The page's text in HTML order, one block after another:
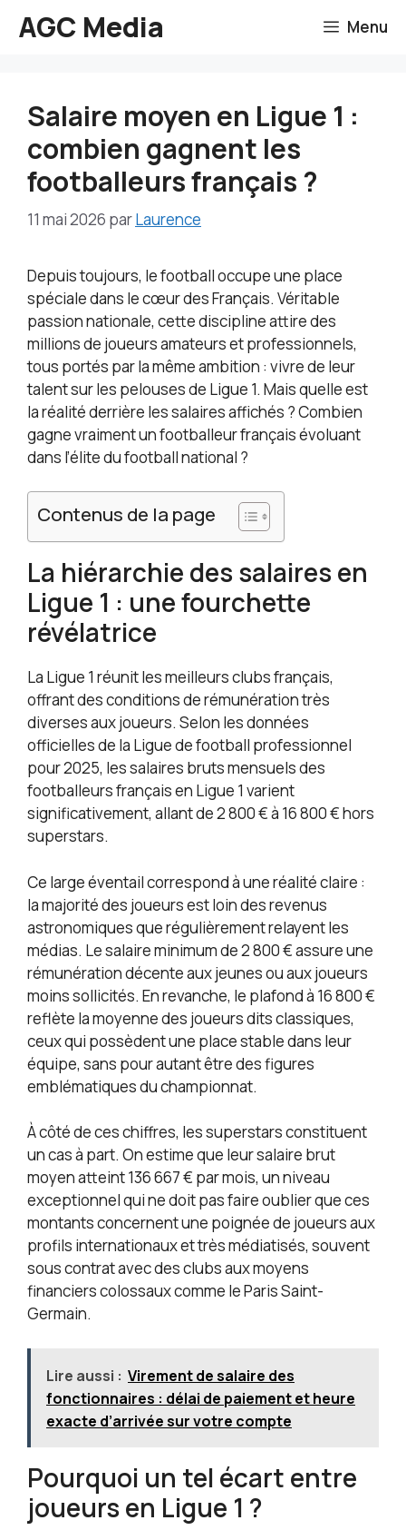
AGC Media Menu
Salaire moyen en Ligue 1 :
combien gagnent les
footballeurs français ?
11 mai 2026 parLaurence
Depuis toujours, le football occupe une place
spéciale dans le cœur des Français. Véritable
passion nationale, cette discipline attire des
millions de joueurs amateurs et professionnels,
tous portés par la même ambition : vivre de leur
talent sur les pelouses de Ligue 1. Mais quelle est
la réalité derrière les salaires affichés ? Combien
gagne vraiment un footballeur français évoluant
dans l’élite du football national ?
Contenus de la page
La hiérarchie des salaires en
Ligue 1 : une fourchette
révélatrice
La Ligue 1 réunit les meilleurs clubs français,
offrant des conditions de rémunération très
diverses aux joueurs. Selon les données
officielles de la Ligue de football professionnel
pour 2025, les salaires bruts mensuels des
footballeurs français en Ligue 1 varient
significativement, allant de 2 800 € à 16 800 € hors
superstars.
Ce large éventail correspond à une réalité claire :
la majorité des joueurs est loin des revenus
astronomiques que régulièrement relayent les
médias. Le salaire minimum de 2 800 € assure une
rémunération décente aux jeunes ou aux joueurs
moins sollicités. En revanche, le plafond à 16 800 €
reflète la moyenne des joueurs dits classiques,
ceux qui possèdent une place stable dans leur
équipe, sans pour autant être des figures
emblématiques du championnat.
À côté de ces chiffres, les superstars constituent
un cas à part. On estime que leur salaire brut
moyen atteint 136 667 € par mois, un niveau
exceptionnel qui ne doit pas faire oublier que ces
montants concernent une poignée de joueurs aux
profils internationaux et très médiatisés, souvent
sous contrat avec des clubs aux moyens
financiers colossaux comme le Paris Saint-
Germain.
Lire aussi : Virement de salaire des
fonctionnaires : délai de paiement et heure
exacte d’arrivée sur votre compte
Pourquoi un tel écart entre
joueurs en Ligue 1 ?